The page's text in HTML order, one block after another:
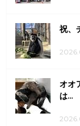
祝、
オオ
は...